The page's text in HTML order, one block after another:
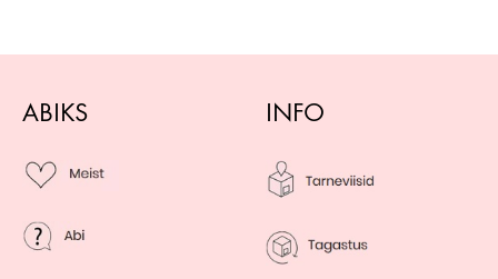
ABIKS INFO